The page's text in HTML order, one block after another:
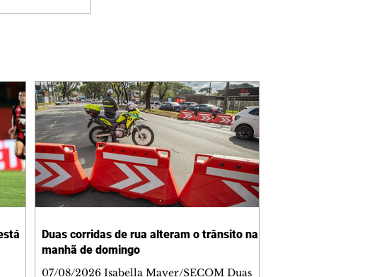
Duas corridas de rua alteram o trânsito na
manhã de domingo
07/08/2026 Isabella Mayer/SECOM Duas